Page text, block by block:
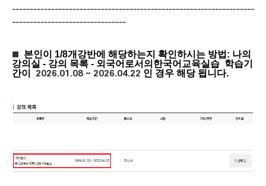
--------------------------------------------------------------------
--------------------------------
■ 본인이 1/8개강반에 해당하는지 확인하시는 방법 : 나의
강의실 - 강의 목록 - 외국어로서의한국어교육실습 학습기
간이 2026.01.08 ~ 2026.04.22 인 경우 해당 됩니다.